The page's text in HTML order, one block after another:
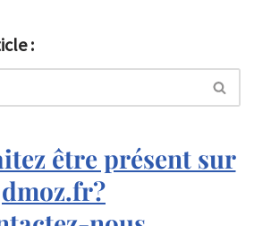
:
être présent sur
dmoz.fr?